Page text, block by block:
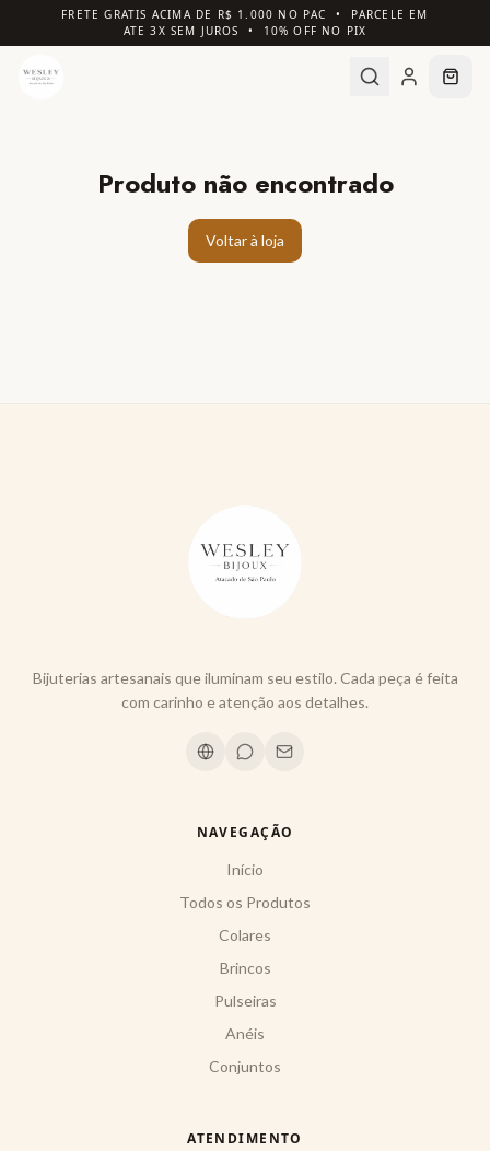
FRETE GRATIS ACIMA DE R$ 1.000 NO PAC • PARCELE EM
ATE 3X SEM JUROS • 10% OFF NO PIX
Produto não encontrado
Voltar à loja
Bijuterias artesanais que iluminam seu estilo. Cada peça é feita
com carinho e atenção aos detalhes.
NAVEGAÇÃO
Início
Todos os Produtos
Colares
Brincos
Pulseiras
Anéis
Conjuntos
ATENDIMENTO